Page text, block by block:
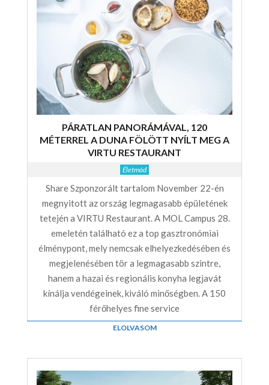
PÁRATLAN PANORÁMÁVAL, 120
MÉTERREL A DUNA FÖLÖTT NYÍLT MEG A
VIRTU RESTAURANT
Életmód
Share Szponzorált tartalom November 22-én
megnyitott az ország legmagasabb épületének
tetején a VIRTU Restaurant. A MOL Campus 28.
emeletén található ez a top gasztronómiai
élménypont, mely nemcsak elhelyezkedésében és
megjelenésében tör a legmagasabb szintre,
hanem a hazai és regionális konyha legjavát
kínálja vendégeinek, kiváló minőségben. A 150
férőhelyes fine service
ELOLVASOM